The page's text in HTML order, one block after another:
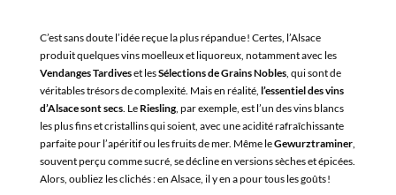
C’est sans doute l’idée reçue la plus répandue ! Certes, l’Alsace
produit quelques vins moelleux et liquoreux, notamment avec les
Vendanges Tardiveset lesSélections de Grains Nobles, qui sont de
véritables trésors de complexité. Mais en réalité, l’essentiel des vins
d’Alsace sont secs. Le Riesling, par exemple, est l’un des vins blancs
les plus fins et cristallins qui soient, avec une acidité rafraîchissante
parfaite pour l’apéritif ou les fruits de mer. Même leGewurztraminer,
souvent perçu comme sucré, se décline en versions sèches et épicées.
Alors, oubliez les clichés : en Alsace, il y en a pour tous les goûts !